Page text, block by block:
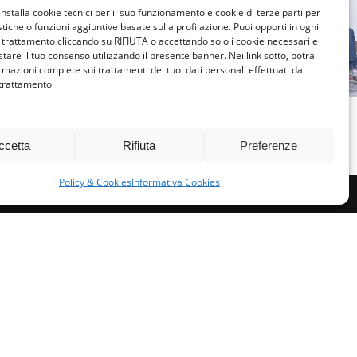
cookie tecnici per il suo funzionamento e cookie di terze parti per
o funzioni aggiuntive basate sulla profilazione. Puoi opporti in ogni
cliccando su RIFIUTA o accettando solo i cookie necessari e
il tuo consenso utilizzando il presente banner. Nei link sotto, potrai
complete sui trattamenti dei tuoi dati personali effettuati dal
Rifiuta Preferenze
Policy & CookiesInformativa Cookies
LOMBARDIA MILANO
IMPARARE
L’ACCOGLIENZA
FIGLI
IN